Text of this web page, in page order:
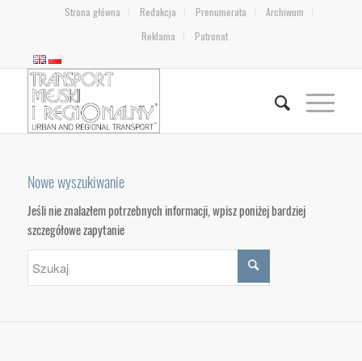
Strona główna Redakcja Prenumerata
Archiwum
Reklama
Patronat
Nowe wyszukiwanie
Jeśli nie znalazłem potrzebnych informacji, wpisz poniżej bardziej
szczegółowe zapytanie